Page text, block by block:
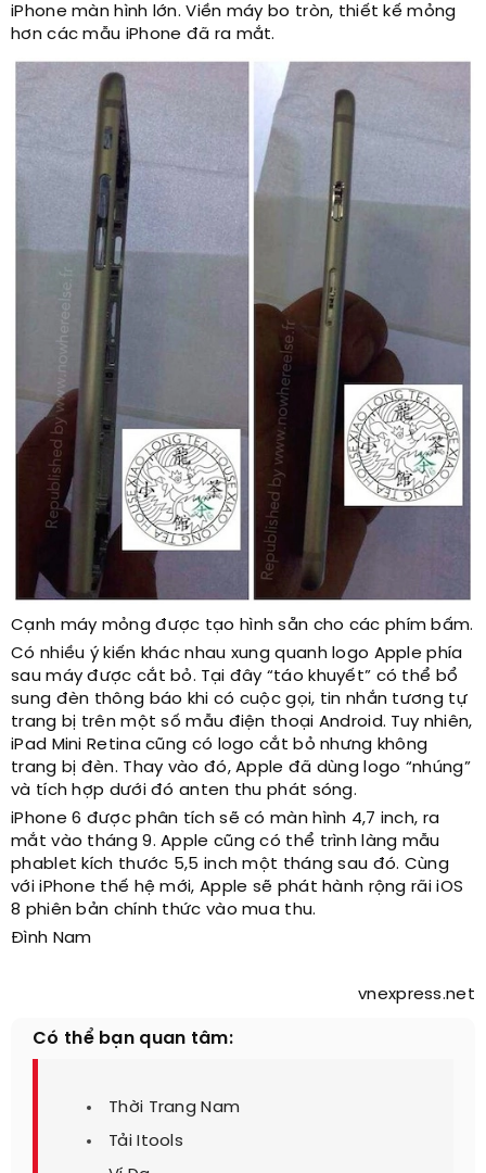
iPhone màn hình lớn. Viền máy bo tròn, thiết kế mỏng
hơn các mẫu iPhone đã ra mắt.
Cạnh máy mỏng được tạo hình sẵn cho các phím bấm.
Có nhiều ý kiến khác nhau xung quanh logo Apple phía
sau máy được cắt bỏ. Tại đây “táo khuyết” có thể bổ
sung đèn thông báo khi có cuộc gọi, tin nhắn tương tự
trang bị trên một số mẫu điện thoại Android. Tuy nhiên,
iPad Mini Retina cũng có logo cắt bỏ nhưng không
trang bị đèn. Thay vào đó, Apple đã dùng logo “nhúng”
và tích hợp dưới đó anten thu phát sóng.
iPhone 6 được phân tích sẽ có màn hình 4,7 inch, ra
mắt vào tháng 9. Apple cũng có thể trình làng mẫu
phablet kích thước 5,5 inch một tháng sau đó. Cùng
với iPhone thế hệ mới, Apple sẽ phát hành rộng rãi iOS
8 phiên bản chính thức vào mua thu.
Đình Nam
vnexpress.net
Có thể bạn quan tâm:
Thời Trang Nam
Tải Itools